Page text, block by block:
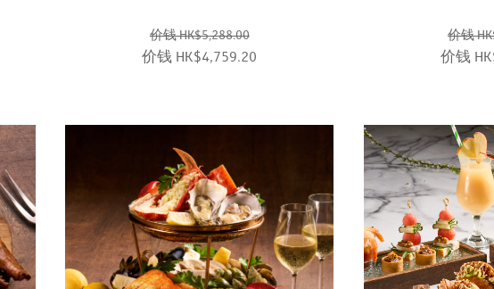
价钱 HK$5,288.00
价钱 HK$4,759.20
价钱
价钱